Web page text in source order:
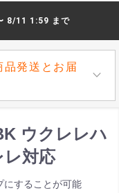
8/11 1:59 まで
品発送とお届
ウクレレハ
レ対応
にすることが可能